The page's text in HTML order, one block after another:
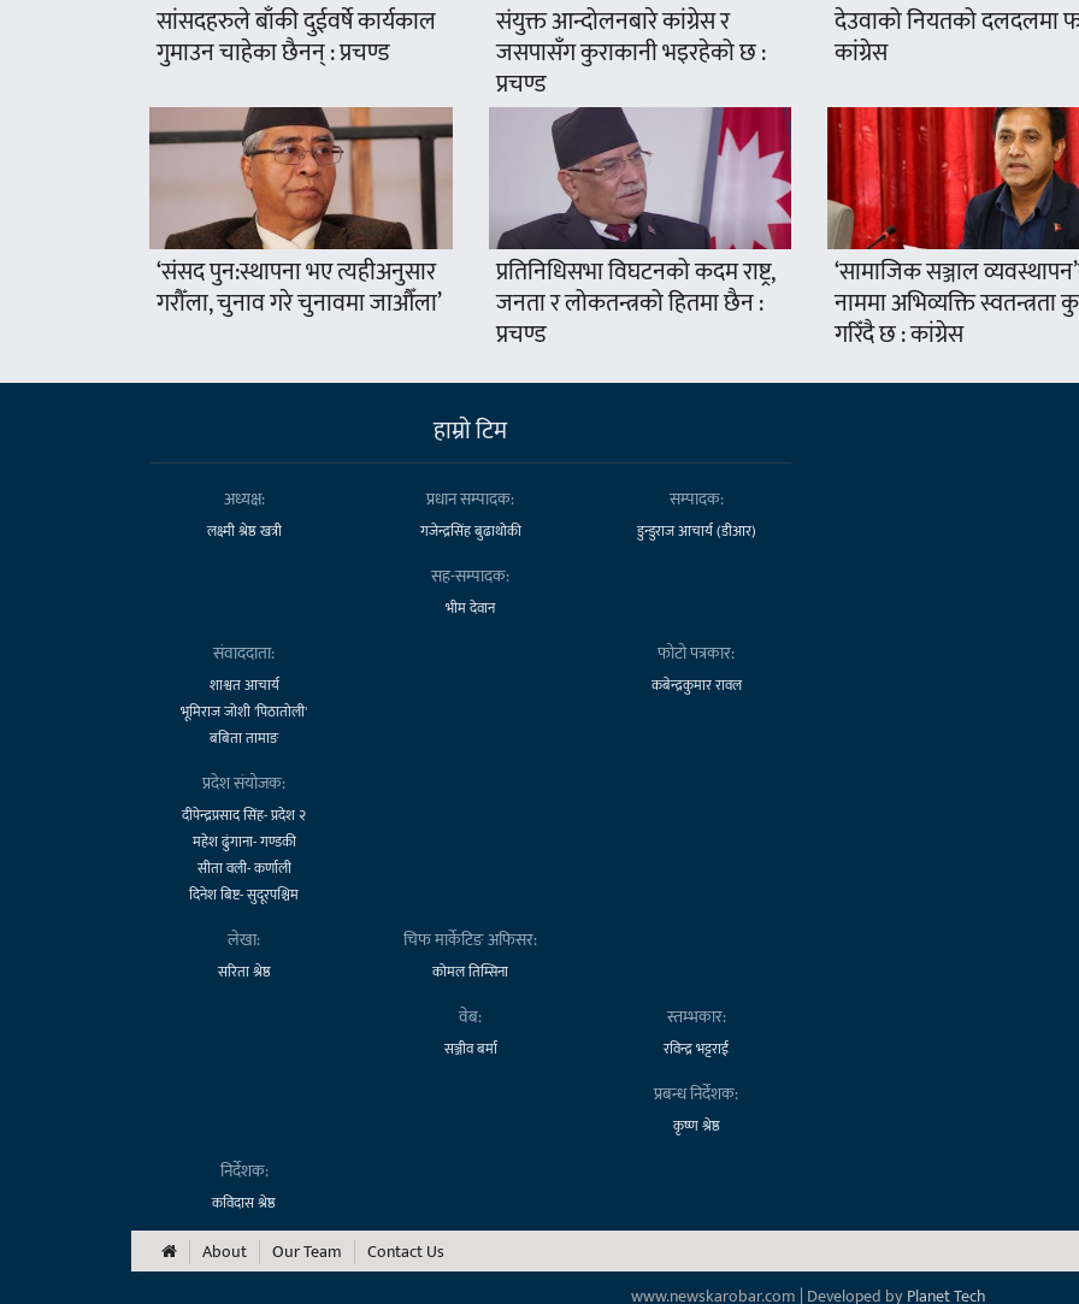
सांसदहरुले बाँकी दुईवर्षे कार्यकाल
गुमाउन चाहेका छैनन् : प्रचण्ड
संयुक्त आन्दोलनबारे कांग्रेस र
जसपासँग कुराकानी भइरहेको छ :
प्रचण्ड
देउवाको नियतको दलदलमा
कांग्रेस
‘संसद पुन:स्थापना भए त्यहीअनुसार
गरौँला, चुनाव गरे चुनावमा जाऔँला’
प्रतिनिधिसभा विघटनको कदम राष्ट्र,
जनता र लोकतन्त्रको हितमा छैन :
प्रचण्ड
‘सामाजिक सञ्जाल
नाममा अभिव्यक्ति स्वतन्त्रता
गरिँदै छ : कांग्रेस
हाम्राे टिम
अध्यक्ष:
लक्ष्मी श्रेष्ठ खत्री
प्रधान सम्पादक:
गजेन्द्रसिंह बुढाथोकी
सम्पादक:
डुन्डुराज आचार्य (डीआर)
सह-सम्पादक:
भीम देवान
संवाददाता:
शाश्वत आचार्य
भूमिराज जोशी 'पिठातोली'
बबिता तामाङ
फोटो पत्रकार:
कबेन्द्रकुमार रावल
प्रदेश संयोजक:
दीपेन्द्रप्रसाद सिंह- प्रदेश २
महेश ढुंगाना- गण्डकी
सीता वली- कर्णाली
दिनेश बिष्ट- सुदूरपश्चिम
लेखा:
सरिता श्रेष्ठ
चिफ मार्केटिङ अफिसर:
कोमल तिम्सिना
वेब:
सञ्जीव बर्मा
स्तम्भकार:
रविन्द्र भट्टराई
प्रबन्ध निर्देशक:
कृष्ण श्रेष्ठ
निर्देशक:
कविदास श्रेष्ठ
About Our Team
Contact Us
www.newskarobar.com | Developed byPlanet Tech